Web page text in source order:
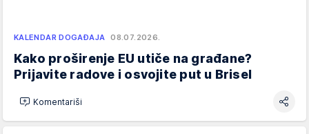
KALENDAR DOGAĐAJA 08.07.2026.
Kako proširenje EU utiče na građane?
Prijavite radove i osvojite put u Brisel
Komentariši